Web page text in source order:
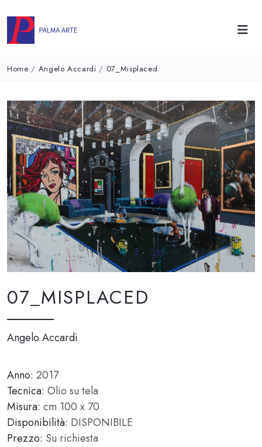
Home / Angelo Accardi / 07_Misplaced
07_MISPLACED
Angelo Accardi
Anno: 2017
Tecnica: Olio su tela
Misura: cm 100 x 70
Disponibilità: DISPONIBILE
Prezzo: Su richiesta